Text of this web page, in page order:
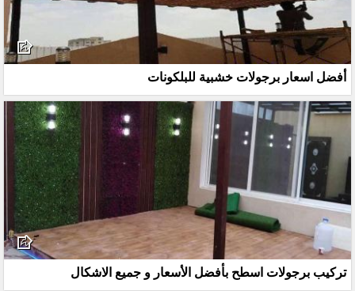
أفضل اسعار برجولات خشبية للبلكونات
تركيب برجولات اسطح بأفضل الأسعار و جميع الاشكال